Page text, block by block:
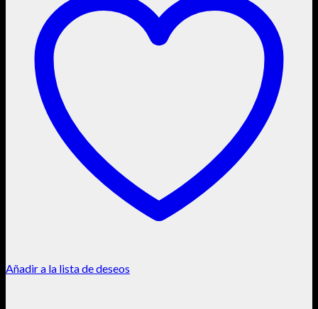
Añadir a la lista de deseos